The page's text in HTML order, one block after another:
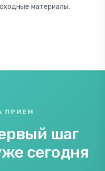
материалы.
ПРИЕМ
шаг
сегодня